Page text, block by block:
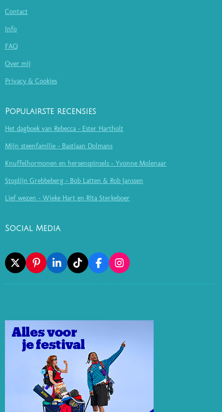
Contact
Info
FAQ
Over mij
Privacy & Cookies
Populairste recensies
Het dagboek van Rebecca - Ester Hartholt
Mijn steenfamilie - Bastiaan Dolmans
Knuffelhormonen en hersenspinsels - Yvonne Molenaar
Stoplijn Grebbeberg - Bob Latten & Rob Janssen
Lief wezen - Wieke Hart en Rita Sterkeboer
Social Media
X
P
I
N
E
S
T
L
I
N
I
N
T
I
K
F
A
C
O
I
N
S
R
M